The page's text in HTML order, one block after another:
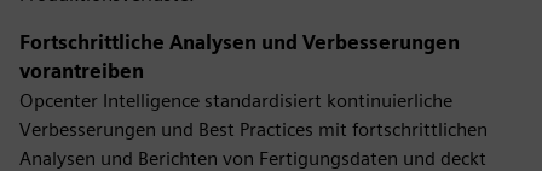
Fortschrittliche Analysen und Verbesserungen
vorantreiben
Opcenter Intelligence standardisiert kontinuierliche
Verbesserungen und Best Practices mit fortschrittlichen
Analysen und Berichten von Fertigungsdaten und deckt